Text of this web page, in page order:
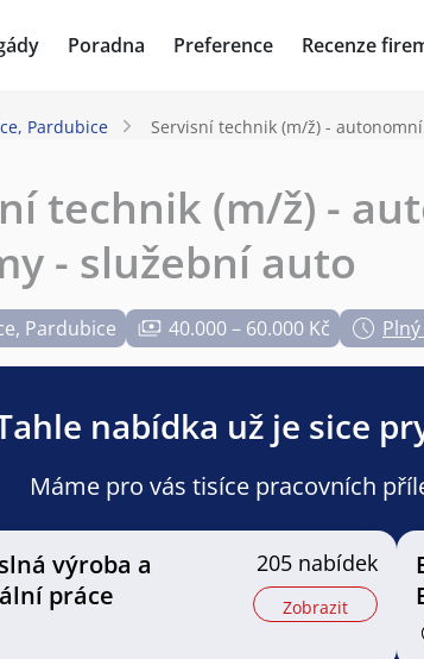
Poradna Preference Recenze
Pardubice Servisní technik (m/ž) -
technik (m/ž) -
- služební auto
Pardubice 40.000 – 60.000 Kč
nabídka už je sice
Máme pro vás tisíce pracovních
výroba a
práce
205 nabídek
Zobrazit